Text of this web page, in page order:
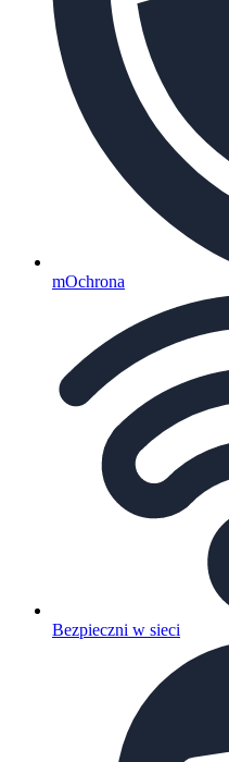
mOchrona
Bezpieczni w sieci